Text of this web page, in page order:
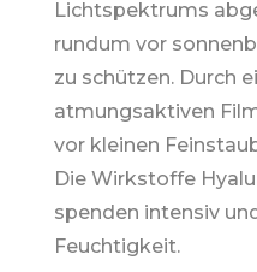
Lichtspektrums
rundum vor
zu schützen. Durch
atmungsaktiven
vor kleinen
Die Wirkstoffe
spenden intensiv
Feuchtigkeit.